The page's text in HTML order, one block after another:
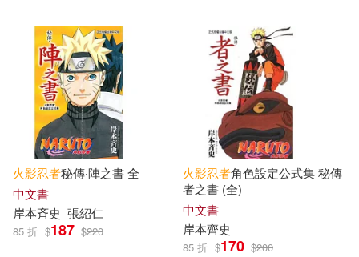
火影忍者秘傳‧陣之書 全
中文書
岸本斉史 張紹仁
85 折 $187 $220
火影忍者角色設定公式集 秘傳
者之書 (全)
中文書
岸本齊史
85 折 $170 $200